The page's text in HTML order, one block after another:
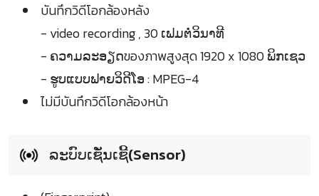
บันทึกวิดีโอกล้องหลัง
- video recording , 30 ເຟມຕໍ່ວິນາທີ
- ຄວາມລະອຽດของภาพสูงสุด 1920 x 1080 ພິກເຊວ
- ຮູບແບບຟາຍວິດີໂອ : MPEG-4
ไม่มีบันทึกวิดีโอกล้องหน้า
ລະບົບເຊັ່ນເຊີ້(Sensor)